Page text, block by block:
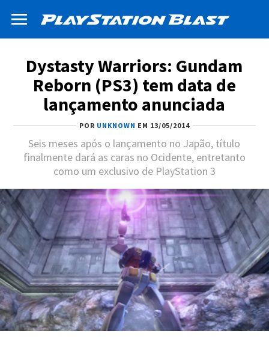
Dystasty Warriors: Gundam
Reborn (PS3) tem data de
lançamento anunciada
POR UNKNOWN EM 13/05/2014
Seis meses após o lançamento no Japão, título
finalmente dará as caras no Ocidente, entretanto
como um exclusivo de PlayStation 3